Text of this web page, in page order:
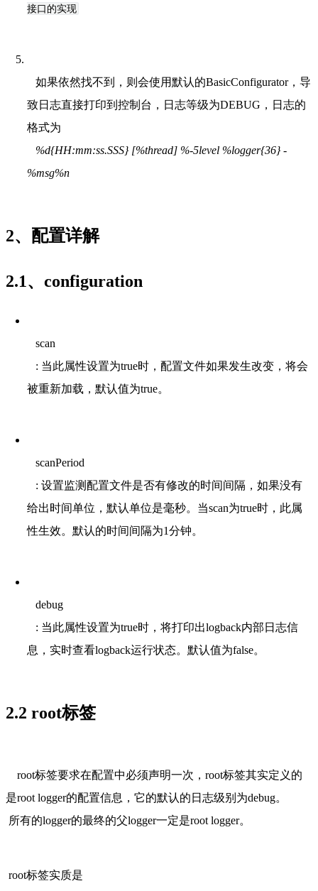
接口的实现
如果依然找不到，则会使用默认的BasicConfigurator，导
致日志直接打印到控制台，日志等级为DEBUG，日志的
格式为
%d{HH:mm:ss.SSS} [%thread] %-5level %logger{36} -
%msg%n
2、配置详解
2.1、configuration
scan
: 当此属性设置为true时，配置文件如果发生改变，将会
被重新加载，默认值为true。
scanPeriod
: 设置监测配置文件是否有修改的时间间隔，如果没有
给出时间单位，默认单位是毫秒。当scan为true时，此属
性生效。默认的时间间隔为1分钟。
debug
: 当此属性设置为true时，将打印出logback内部日志信
息，实时查看logback运行状态。默认值为false。
2.2 root标签
root标签要求在配置中必须声明一次，root标签其实定义的
是root logger的配置信息，它的默认的日志级别为debug。
所有的logger的最终的父logger一定是root logger。
root标签实质是